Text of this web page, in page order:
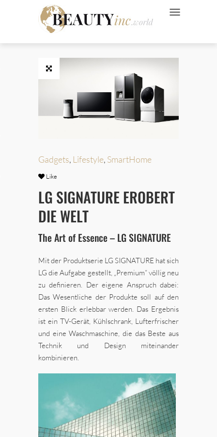
NAVIGATION
Gadgets, Lifestyle, SmartHome
Like
LG SIGNATURE EROBERT
DIE WELT
The Art of Essence – LG SIGNATURE
Mit der Produktserie LG SIGNATURE hat sich
LG die Aufgabe gestellt, „Premium“ völlig neu
zu definieren. Der eigene Anspruch dabei:
Das Wesentliche der Produkte soll auf den
ersten Blick erlebbar werden. Das Ergebnis
ist ein TV-Gerät, Kühlschrank, Lufterfrischer
und eine Waschmaschine, die das Beste aus
Technik und Design miteinander
kombinieren.